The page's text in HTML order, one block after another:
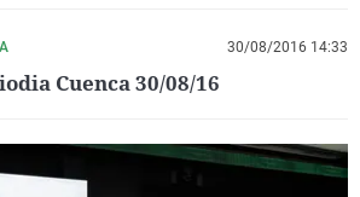
30/08/2016 14:33
Cuenca 30/08/16